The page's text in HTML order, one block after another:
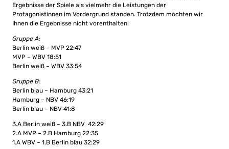
Ergebnisse der Spiele als vielmehr die Leistungen der
Protagonistinnen im Vordergrund standen. Trotzdem möchten wir
Ihnen die Ergebnisse nicht vorenthalten:
Gruppe A:
Berlin weiß – MVP 22:47
MVP – WBV 18:51
Berlin weiß – WBV 33:54
Gruppe B:
Berlin blau – Hamburg 43:21
Hamburg – NBV 46:19
Berlin blau – NBV 41:8
3.A Berlin weiß – 3.B NBV 42:29
2.A MVP – 2.B Hamburg 22:35
1.A WBV – 1.B Berlin blau 32:29